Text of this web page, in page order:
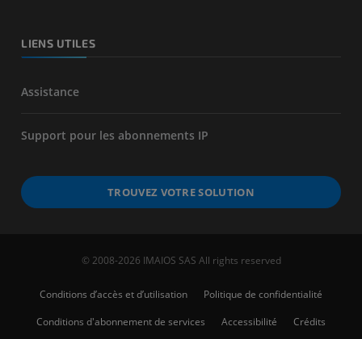
LIENS UTILES
Assistance
Support pour les abonnements IP
TROUVEZ VOTRE SOLUTION
© 2008-2026 IMAIOS SAS All rights reserved
Conditions d’accès et d’utilisation
Politique de confidentialité
Conditions d'abonnement de services
Accessibilité Crédits